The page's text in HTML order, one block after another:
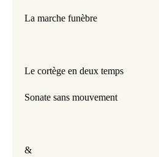
La marche funèbre
Le cortège en deux temps
Sonate sans mouvement
&